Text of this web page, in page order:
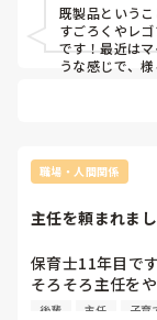
り記録に必ずの
既製品という
すごろくやレ
です！最近は
うな感じで、
職場・人間関係
主任を頼まれまし
保育士11年目です
そろそろ主任を
未満児も以上児
後輩 主任 子育